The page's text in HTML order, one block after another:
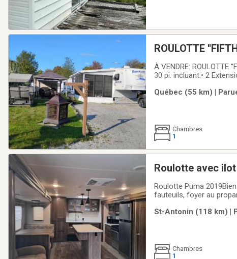
ROULOTTE
Esprit, Ville de
À VENDRE: ROULOTTE ''FIFTH WHELL'',
30 pi. incluant:• 2
sofas (x4),
Québec (55 km) |
Chambres
1
Roulotte avec
Roulotte Puma
fauteuils, foyer au
ont changé.
St-Antonin (118 km) |
Chambres
1